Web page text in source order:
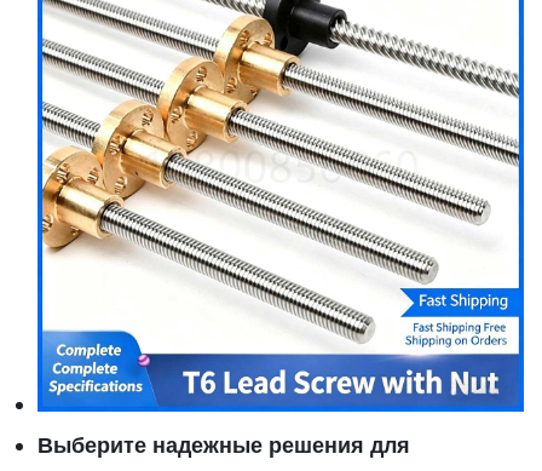
Выберите надежные решения для